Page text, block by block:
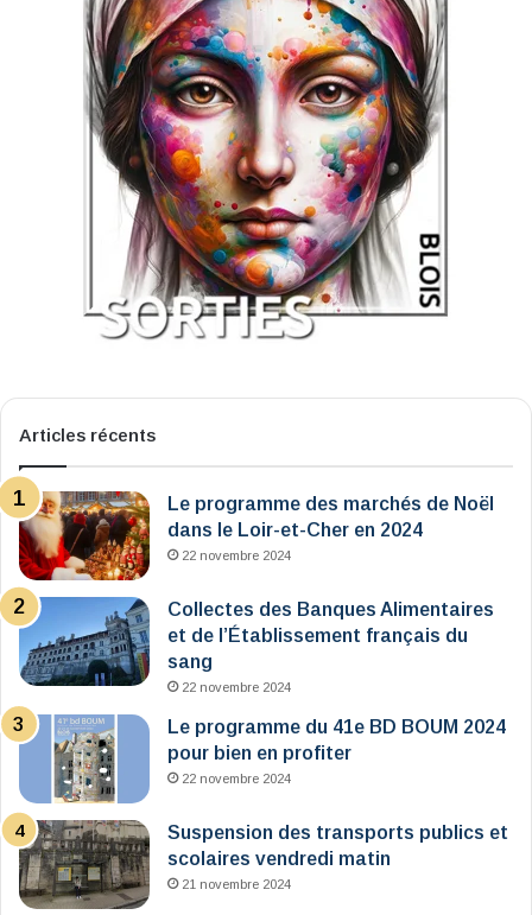
Articles récents
Le programme des marchés de Noël
dans le Loir-et-Cher en 2024
22 novembre 2024
Collectes des Banques Alimentaires
et de l’Établissement français du
sang
22 novembre 2024
Le programme du 41e BD BOUM 2024
pour bien en profiter
22 novembre 2024
Suspension des transports publics et
scolaires vendredi matin
21 novembre 2024